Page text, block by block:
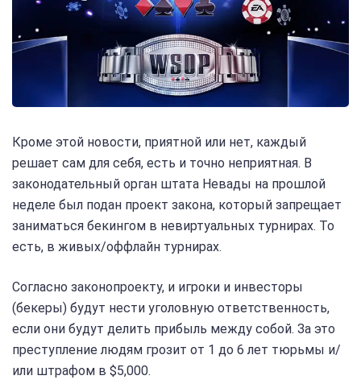
Кроме этой новости, приятной или нет, каждый
решает сам для себя, есть и точно неприятная. В
законодательный орган штата Невады на прошлой
неделе был подан проект закона, который запрещает
заниматься бекингом в невиртуальных турнирах. То
есть, в живых/оффлайн турнирах.
Согласно законопроекту, и игроки и инвесторы
(бекеры) будут нести уголовную ответственность,
если они будут делить прибыль между собой. За это
преступление людям грозит от 1 до 6 лет тюрьмы и/
или штрафом в $5,000.